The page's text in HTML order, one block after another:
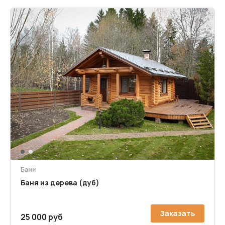
1 2
Бани
Баня из дерева (дуб)
25 000 руб Заказать